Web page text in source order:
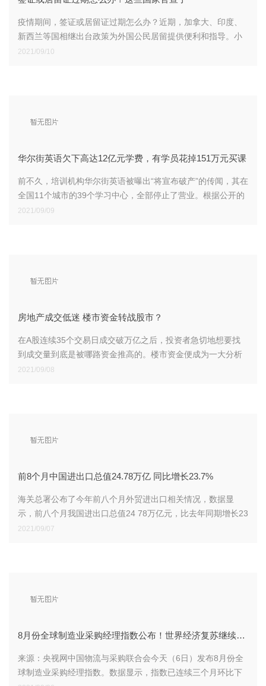
疫情期间，签证或居留证过期怎么办？近期，加拿大、印度、
新西兰等国相继出台政策为外国公民居留提供便利和指导。小
侨梳理了一些国家最新的签证或居留政策为您提供参考。
2021/09/10
华尔街英语欠下高达12亿元学费，有学员花掉151万元买课
前不久，培训机构华尔街英语被曝出“将宣布破产”的传闻，其在
全国11个城市的39个学习中心，全部停止了营业。根据公开的
信息显示，这家成人英语培训企业欠下了高达12亿元的学费。
2021/09/09
房地产成交低迷 楼市资金转战股市？
在A股连续35个交易日成交破万亿之后，投资者急切地想要找
到成交量到底是被哪路资金推高的。楼市资金便成为一大分析
目标。
2021/09/08
前8个月中国进出口总值24.78万亿 同比增长23.7%
海关总署公布了今年前八个月外贸进出口相关情况，数据显
示，前八个月我国进出口总值24 78万亿元，比去年同期增长23
7%，进出口继续保持平稳增长势头。
2021/09/07
8月份全球制造业采购经理指数公布！世界经济复苏继续放缓
来源：央视网中国物流与采购联合会今天（6日）发布8月份全
球制造业采购经理指数。数据显示，指数已连续三个月环比下